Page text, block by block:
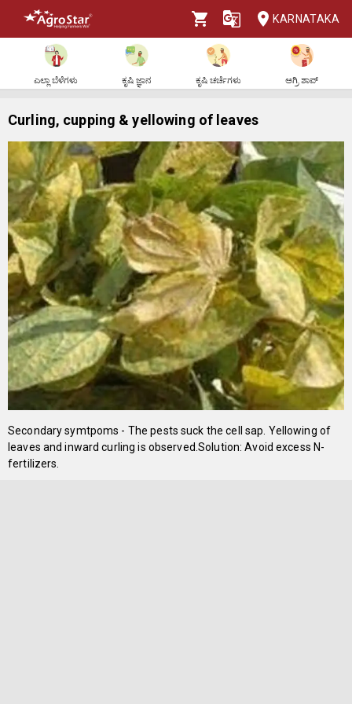
KARNATAKA
ಎಲ್ಲಾ ಬೆಳೆಗಳು ಕೃಷಿ ಜ್ಞಾನ ಕೃಷಿ ಚರ್ಚೆಗಳು ಅಗ್ರಿ ಶಾಪ್
Curling, cupping & yellowing of leaves
Secondary symtpoms - The pests suck the cell sap. Yellowing of
leaves and inward curling is observed.Solution: Avoid excess N-
fertilizers.